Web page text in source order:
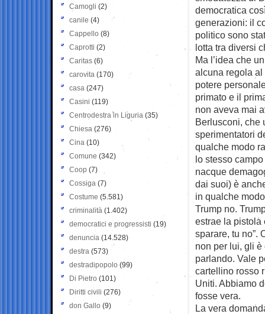
democratica
generazioni: il
politico sono
lotta tra diversi
Ma l’idea che
alcuna regola
potere
primato e il
non aveva mai
Berlusconi, che
sperimentatori
qualche modo
lo stesso
nacque
dai suoi) è
in qualche
Trump no.
estrae la pistola
sparare, tu no”.
non per lui, gli
parlando. Vale
cartellino rosso
Uniti. Abbiamo
fosse vera.
La vera
Camogli (2)
canile (4)
Cappello (8)
Caprotti (2)
Caritas (6)
carovita (170)
casa (247)
Casini (119)
Centrodestra in Liguria (35)
Chiesa (276)
Cina (10)
Comune (342)
Coop (7)
Cossiga (7)
Costume (5.581)
criminalità (1.402)
democratici e progressisti (19)
denuncia (14.528)
destra (573)
destradipopolo (99)
Di Pietro (101)
Diritti civili (276)
don Gallo (9)